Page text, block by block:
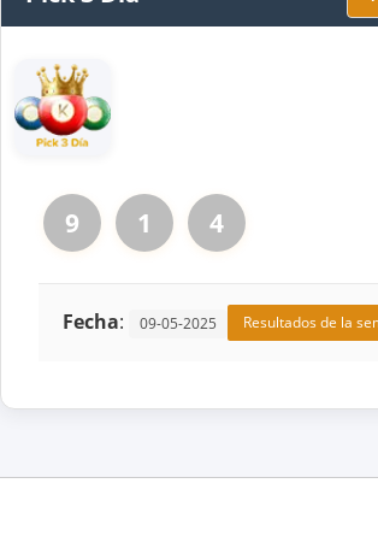
9 1 4
Fecha: 09-05-2025 Resultados de la